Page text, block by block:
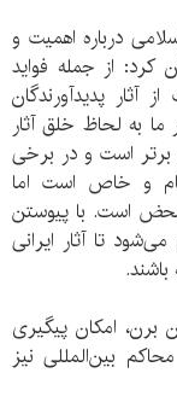
درباره اهمیت و
کرد: از جمله فواید
آثار پدیدآورندگان
به لحاظ خلق آثار
است و در برخی
عام و خاص است اما
محض است. با پیوستن
تا آثار ایرانی
برن، امکان پیگیری
بین‌المللی نیز